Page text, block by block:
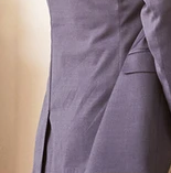
Selbsttests